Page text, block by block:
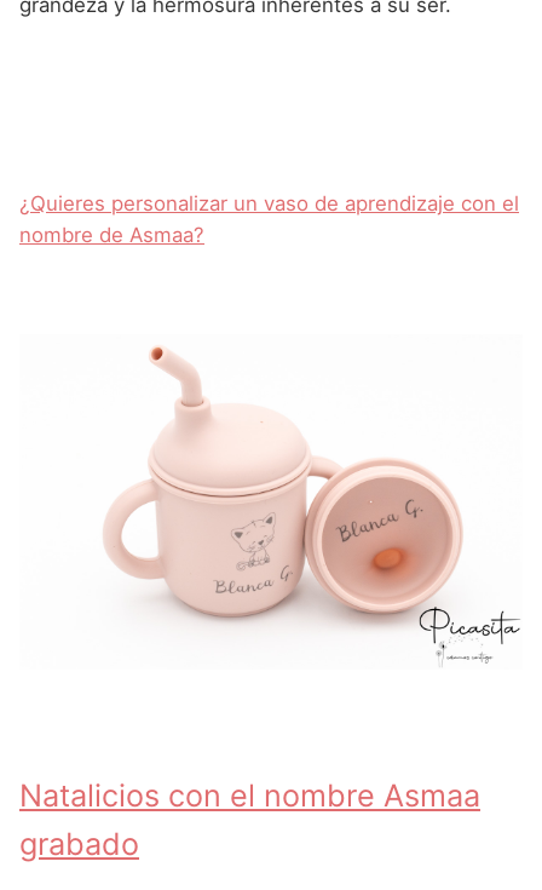
grandeza y la hermosura inherentes a su ser.
¿Quieres personalizar un vaso de aprendizaje con el
nombre de Asmaa?
Natalicios con el nombre Asmaa
grabado